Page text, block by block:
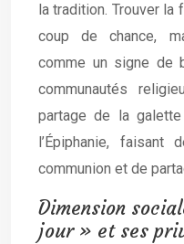
la tradition. Trouver la
coup de chance,
comme un signe de
communautés
partage de la
l’Épiphanie,
communion et de
Dimension
jour » et ses